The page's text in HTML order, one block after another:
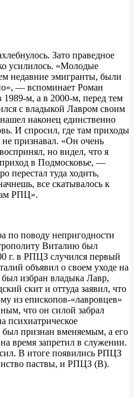
Зато праведное
усилилось. «Молодые
недавние эмигранты, были
— вспоминает Роман
м, а в 2000-м, перед тем
с владыкой Лавром своим
наконец единственно
И спросил, где там приходы
признавал. «Он очень
но видел, что я
приход в Подмосковье, —
перестал туда ходить,
все скатывалось к
РПЦ».
по поводу непригодности
Виталию был
г. в РПЦЗ случился первый
объявил о своем уходе на
избран владыка Лавр,
скит и оттуда заявил, что
из епископов-«лавровцев»
что он силой забрал
психиатрическое
был признан вменяемым, а его
время запретил в служении.
В итоге появились РПЦЗ
паствы, и РПЦЗ (В).